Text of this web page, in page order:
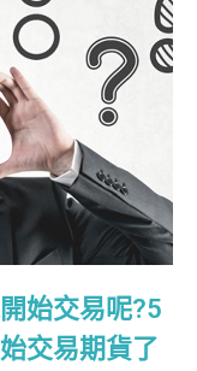
始交易呢?5
交易期貨了